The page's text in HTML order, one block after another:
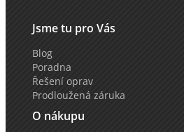
Jsme tu pro Vás
Blog
Poradna
Řešení oprav
Prodloužená záruka
O nákupu